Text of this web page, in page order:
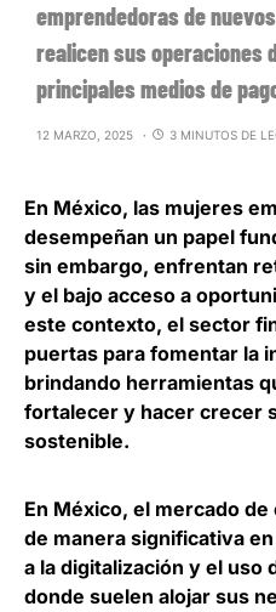
emprendedoras de
realicen sus operaciones
principales medios de
12 MARZO, 2025 3 MINUTOS DE
En México, las mujeres
desempeñan un papel
sin embargo, enfrentan
y el bajo acceso a
este contexto, el sector
puertas para fomentar la
brindando herramientas
fortalecer y hacer crecer
sostenible.
En México, el mercado
de manera significativa
a la digitalización y el uso
donde suelen alojar sus